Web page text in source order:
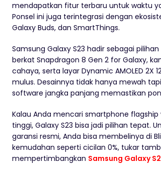
mendapatkan fitur terbaru untuk waktu
Ponsel ini juga terintegrasi dengan
Galaxy Buds, dan SmartThings.
Samsung Galaxy S23 hadir sebagai
berkat Snapdragon 8 Gen 2 for Galaxy,
cahaya, serta layar Dynamic AMOLED
mulus. Desainnya tidak hanya mewah
software jangka panjang memastikan
Kalau Anda mencari smartphone
tinggi, Galaxy S23 bisa jadi pilihan tepat.
garansi resmi, Anda bisa membelinya di
kemudahan seperti cicilan 0%, tukar
mempertimbangkan Samsung Galaxy